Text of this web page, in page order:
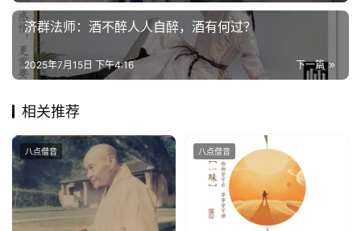
院
巡
礼
频
纪
佛
济群法师：酒不醉人人自醉，酒有何过？
下一篇
2025年7月15日 下午4:16
相关推荐
八点僧音 八点僧音